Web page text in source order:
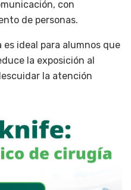
con
de personas.
ideal para alumnos que
la exposición al
la atención